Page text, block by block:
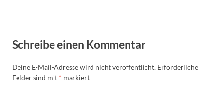
Schreibe einen Kommentar
Deine E-Mail-Adresse wird nicht veröffentlicht. Erforderliche
Felder sind mit * markiert